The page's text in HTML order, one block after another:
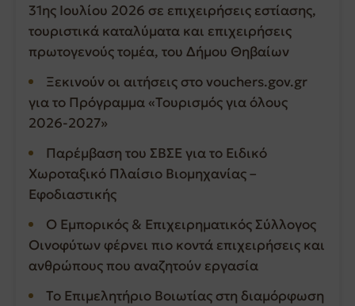
31ης Ιουλίου 2026 σε επιχειρήσεις εστίασης,
τουριστικά καταλύματα και επιχειρήσεις
πρωτογενούς τομέα, του Δήμου Θηβαίων
Ξεκινούν οι αιτήσεις στο vouchers.gov.gr
για το Πρόγραμμα «Τουρισμός για όλους
2026-2027»
Παρέμβαση του ΣΒΣΕ για το Ειδικό
Χωροταξικό Πλαίσιο Βιομηχανίας –
Εφοδιαστικής
Ο Εμπορικός & Επιχειρηματικός Σύλλογος
Οινοφύτων φέρνει πιο κοντά επιχειρήσεις και
ανθρώπους που αναζητούν εργασία
Το Επιμελητήριο Βοιωτίας στη διαμόρφωση